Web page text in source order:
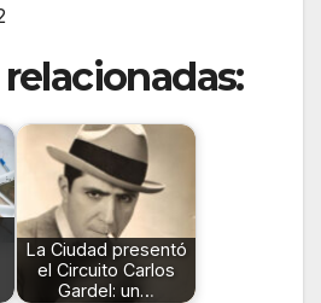
La Ciudad presentó
el Circuito Carlos
Gardel: un…